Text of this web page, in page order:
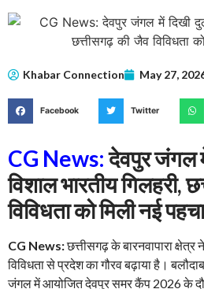
Khabar Connection May 27,
Facebook Twitter
CG News:देवपुर जंगल
विशाल भारतीय गिलहरी,
विविधता को मिली नई
CG News:छत्तीसगढ़ के बारनवापारा
विविधता से प्रदेश का गौरव बढ़ाया है।
जंगल में आयोजित देवपुर समर कैंप 2026 के